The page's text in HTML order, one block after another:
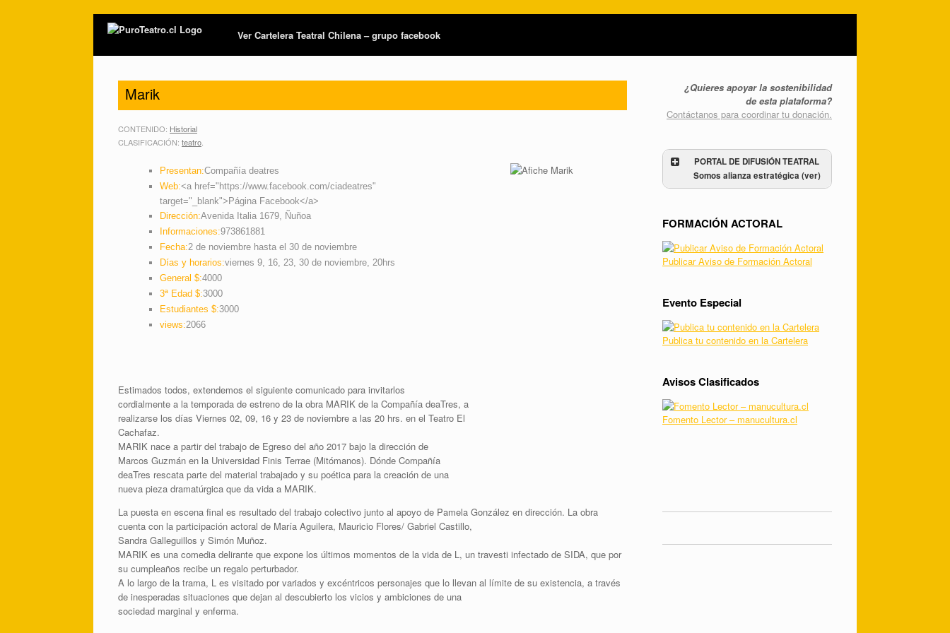
Ver Cartelera Teatral Chilena – grupo facebook
Marik
CONTENIDO: Historial
CLASIFICACIÓN: teatro
Presentan:Compañía deatres
Web:<a href="https://www.facebook.com/ciadeatres"
target="_blank">Página Facebook</a>
Dirección:Avenida Italia 1679, Ñuñoa
Informaciones:973861881
Fecha:2 de noviembre hasta el 30 de noviembre
Días y horarios:viernes 9, 16, 23, 30 de noviembre, 20hrs
General $:4000
3ª Edad $:3000
Estudiantes $:3000
views:2066
Estimados todos, extendemos el siguiente comunicado para invitarlos
cordialmente a la temporada de estreno de la obra MARIK de la Compañía deaTres, a
realizarse los días Viernes 02, 09, 16 y 23 de noviembre a las 20 hrs. en el Teatro El
Cachafaz.
MARIK nace a partir del trabajo de Egreso del año 2017 bajo la dirección de
Marcos Guzmán en la Universidad Finis Terrae (Mitómanos). Dónde Compañía
deaTres rescata parte del material trabajado y su poética para la creación de una
nueva pieza dramatúrgica que da vida a MARIK.
La puesta en escena final es resultado del trabajo colectivo junto al apoyo de Pamela González en dirección. La obra
cuenta con la participación actoral de María Aguilera, Mauricio Flores/ Gabriel Castillo,
Sandra Galleguillos y Simón Muñoz.
MARIK es una comedia delirante que expone los últimos momentos de la vida de L, un travesti infectado de SIDA, que por
su cumpleaños recibe un regalo perturbador.
A lo largo de la trama, L es visitado por variados y excéntricos personajes que lo llevan al límite de su existencia, a través
de inesperadas situaciones que dejan al descubierto los vicios y ambiciones de una
sociedad marginal y enferma.
¿Quieres apoyar la sostenibilidad
de esta plataforma?
Contáctanos para coordinar tu donación.
PORTAL DE DIFUSIÓN TEATRAL
Somos alianza estratégica (ver)
FORMACIÓN ACTORAL
Publicar Aviso de Formación Actoral
Evento Especial
Publica tu contenido en la Cartelera
Avisos Clasificados
Fomento Lector – manucultura.cl